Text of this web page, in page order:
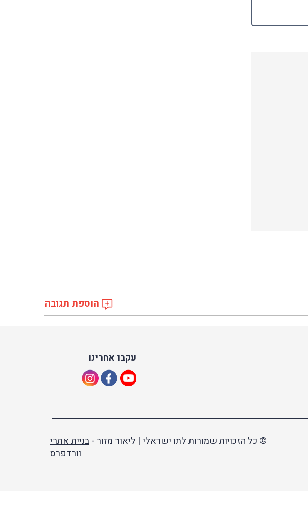
הוספת תגובה
עקבו אחרינו
© כל הזכויות שמורות לתו ישראלי | ליאור מזור -בניית אתרי
וורדפרס